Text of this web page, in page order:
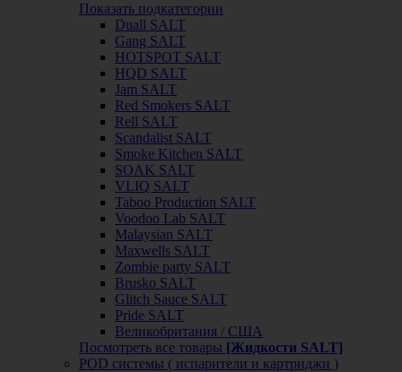
Показать подкатегории
Duall SALT
Gang SALT
HOTSPOT SALT
HQD SALT
Jam SALT
Red Smokers SALT
Rell SALT
Scandalist SALT
Smoke Kitchen SALT
SOAK SALT
VLIQ SALT
Taboo Production SALT
Voodoo Lab SALT
Malaysian SALT
Maxwells SALT
Zombie party SALT
Brusko SALT
Glitch Sauce SALT
Pride SALT
Великобритания / США
Посмотреть все товары [Жидкости SALT]
POD системы ( испарители и картриджи )